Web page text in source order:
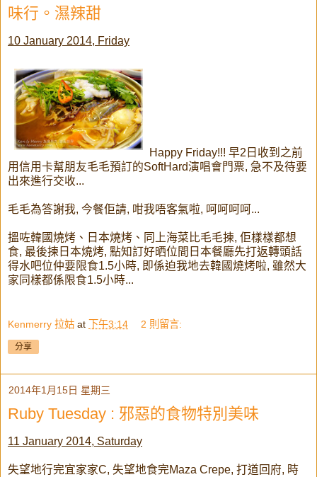
味行。濕辣甜
10 January 2014, Friday
Happy Friday!!! 早2日收到之前
用信用卡幫朋友毛毛預訂的SoftHard演唱會門票, 急不及待要
出來進行交收...
毛毛為答謝我, 今餐佢請, 咁我唔客氣啦, 呵呵呵呵...
搵咗韓國燒烤、日本燒烤、同上海菜比毛毛揀, 佢樣樣都想
食, 最後揀日本燒烤, 點知訂好晒位間日本餐廳先打返轉頭話
得水吧位仲要限食1.5小時, 即係迫我地去韓國燒烤啦, 雖然大
家同樣都係限食1.5小時...
Kenmerry 拉姑 at 下午3:14 2 則留言:
分享
2014年1月15日 星期三
Ruby Tuesday : 邪惡的食物特別美味
11 January 2014, Saturday
失望地行完宜家家C, 失望地食完Maza Crepe, 打道回府, 時